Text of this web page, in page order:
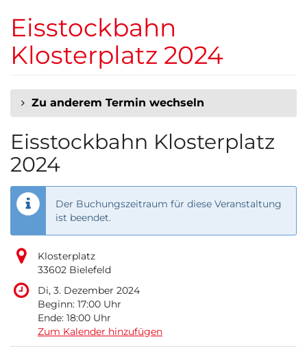
Haupt-
Inhalt
springen
Eisstockbahn
Klosterplatz 2024
Zu anderem Termin wechseln
Eisstockbahn Klosterplatz
2024
Der Buchungszeitraum für diese Veranstaltung
ist beendet.
Klosterplatz
33602 Bielefeld
Di, 3. Dezember 2024
Beginn: 17:00 Uhr
Ende: 18:00 Uhr
Zum Kalender hinzufügen